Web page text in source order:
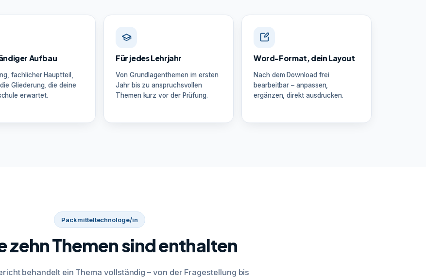
Aufbau
fachlicher Hauptteil,
Gliederung, die deine
erwartet.
Für jedes Lehrjahr
Von Grundlagenthemen im ersten
Jahr bis zu anspruchsvollen
Themen kurz vor der Prüfung.
Word-Format, dein Layout
Nach dem Download frei
bearbeitbar – anpassen,
ergänzen, direkt ausdrucken.
Packmitteltechnologe/in
zehn Themen sind enthalten
behandelt ein Thema vollständig – von der Fragestellung bis